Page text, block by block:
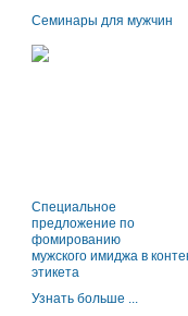
Семинары для мужчин
Специальное
предложение по
фомированию
мужского имиджа в
этикета
Узнать больше ...